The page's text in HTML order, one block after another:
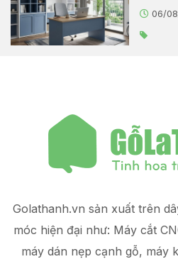
06/
Golathanh.vn sản xuất trên
móc hiện đại như: Máy cắt
máy dán nẹp cạnh gỗ, máy